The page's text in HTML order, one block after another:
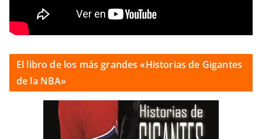
El libro de los más grandes «Historias de Gigantes
de la NBA»